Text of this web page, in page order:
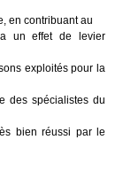
en contribuant au
un effet de levier
exploités pour la
des spécialistes du
bien réussi par le